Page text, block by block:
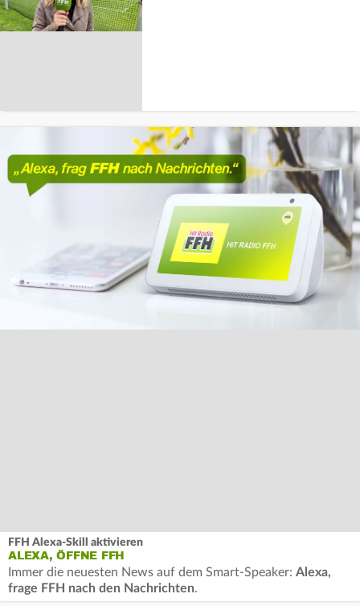
FFH Alexa-Skill aktivieren
ALEXA, ÖFFNE FFH
Immer die neuesten News auf dem Smart-Speaker: Alexa,
frage FFH nach den Nachrichten.